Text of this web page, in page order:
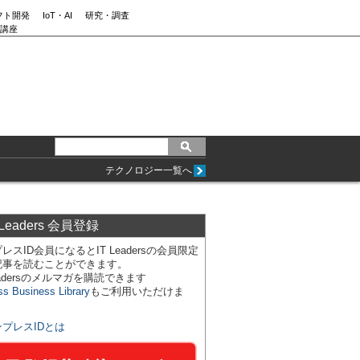
ト開発 IoT・AI
研究・調査
座
テクノロジー一覧へ
会員登録
スID会員になるとIT Leadersの会員限定
を読むことができます。
のメルマガを購読できます
Business Libraryもご利用いただけま
プレスIDとは